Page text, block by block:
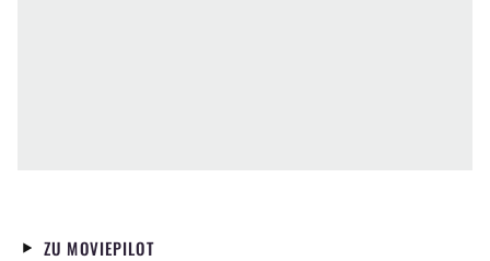
ZU MOVIEPILOT